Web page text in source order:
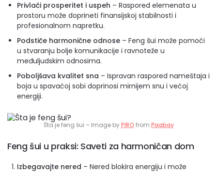
Privlači prosperitet i uspeh – Raspored elemenata u
prostoru može doprineti finansijskoj stabilnosti i
profesionalnom napretku.
Podstiče harmonične odnose – Feng šui može pomoći
u stvaranju bolje komunikacije i ravnoteže u
međuljudskim odnosima.
Poboljšava kvalitet sna – Ispravan raspored nameštaja i
boja u spavaćoj sobi doprinosi mirnijem snu i većoj
energiji.
Šta je feng šui – Image byPIRO from Pixabay
Feng šui u praksi: Saveti za harmoničan dom
Izbegavajte nered – Nered blokira energiju i može